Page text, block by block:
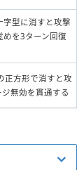
字型に消すと攻撃
を3ターン回復
正方形で消すと攻
無効を貫通する